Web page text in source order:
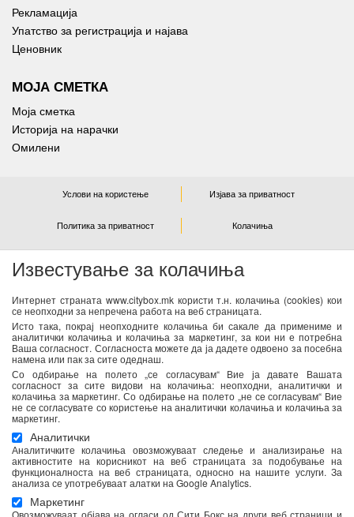
Известување за колачиња
Интернет страната www.citybox.mk користи т.н. колачиња (cookies) кои
се неопходни за непречена работа на веб страницата.
Исто така, покрај неопходните колачиња би сакале да примениме и
аналитички колачиња и колачиња за маркетинг, за кои ни е потребна
Ваша согласност. Согласноста можете да ја дадете одвоено за посебна
намена или пак за сите одеднаш.
Со одбирање на полето „се согласувам“ Вие ја давате Вашата
согласност за сите видови на колачиња: неопходни, аналитички и
колачиња за маркетинг. Со одбирање на полето „не се согласувам“ Вие
не се согласувате со користење на аналитички колачиња и колачиња за
маркетинг.
Аналитички
Аналитичките колачиња овозможуваат следење и анализирање на
активностите на корисникот на веб страницата за подобување на
функционалноста на веб страницата, односно на нашите услуги. За
анализа се употребуваат алатки на Google Analytics.
Маркетинг
Овозможуваат објава на огласи од Сити Бокс на други веб страници и
Рекламација
Упатство за регистрација и најава
Ценовник
МОЈА СМЕТКА
Моја сметка
Историја на нарачки
Омилени
Услови на користење Изјава за приватност
Политика за приватност Колачиња
NEWSLETTER
Се согласувам дека Спорт М ги користи моите лични
податоци од оваа форма за директен маркетинг
(информирање за новости и специјални понуди) преку е-
пошта. Податоците ќе бидат обработени во согласност со
важечките закони со кои се регулира заштитата на личните
податоци. Можете да ја повлечете Вашата согласност во
секое време. Повеќе информации се достапни тука